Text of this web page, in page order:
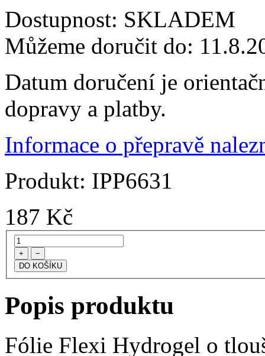
Dostupnost: SKLADEM
Můžeme doručit do:
Datum doručení je
dopravy a platby.
Informace o přepravě
Produkt: IPP6631
187 Kč
+ −
Popis produktu
Fólie Flexi Hydrogel o